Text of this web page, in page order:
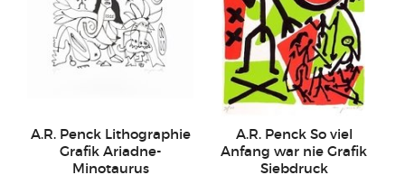
A.R. Penck Lithographie
Grafik Ariadne-
Minotaurus
A.R. Penck So viel
Anfang war nie Grafik
Siebdruck